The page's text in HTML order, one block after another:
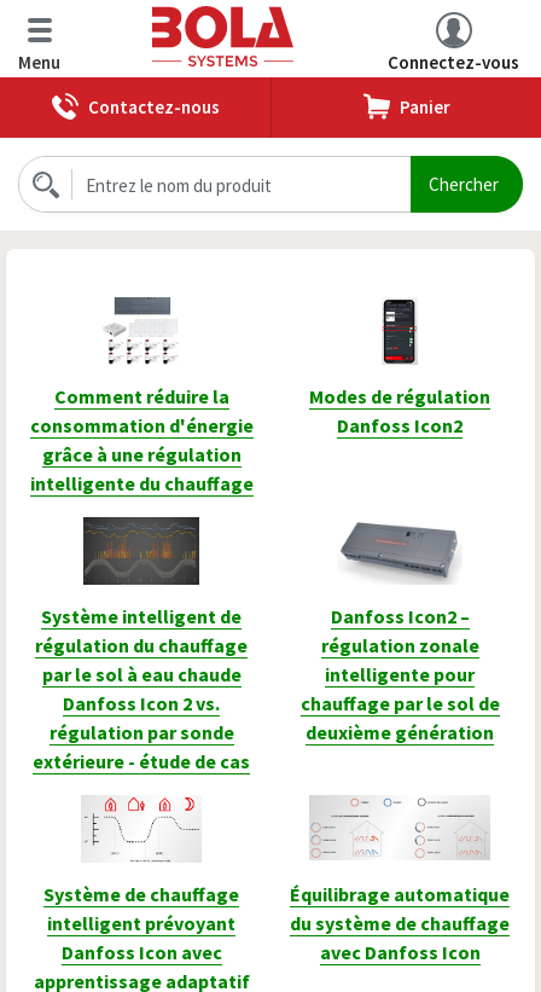
Menu
Connectez-vous
Contactez-nous
Panier
Comment réduire la
consommation d'énergie
grâce à une régulation
intelligente du chauffage
Modes de régulation
Danfoss Icon2
Système intelligent de
régulation du chauffage
par le sol à eau chaude
Danfoss Icon 2 vs.
régulation par sonde
extérieure - étude de cas
Danfoss Icon2 –
régulation zonale
intelligente pour
chauffage par le sol de
deuxième génération
Système de chauffage
intelligent prévoyant
Danfoss Icon avec
apprentissage adaptatif
Équilibrage automatique
du système de chauffage
avec Danfoss Icon